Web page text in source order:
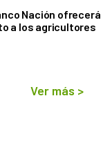
Nación ofrecerá
a los agricultores
Ver más >